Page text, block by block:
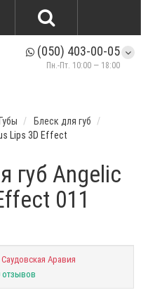
(050) 403-00-05
Пн.-Пт. 10:00 — 18:00
Блеск для губ
Lips 3D Effect
губ Angelic
011
Саудовская Аравия
отзывов